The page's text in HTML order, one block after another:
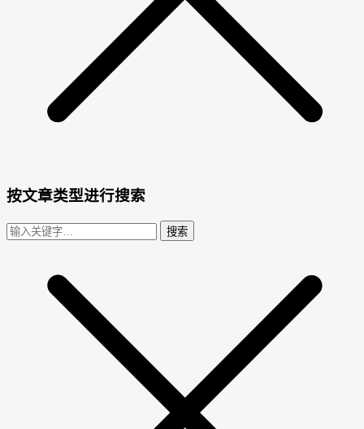
按文章类型进行搜索